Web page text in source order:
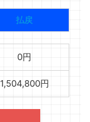
払戻
0円
1,504,800円